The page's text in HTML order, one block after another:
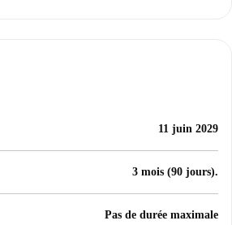
11 juin 2029
3 mois (90 jours).
Pas de durée maximale